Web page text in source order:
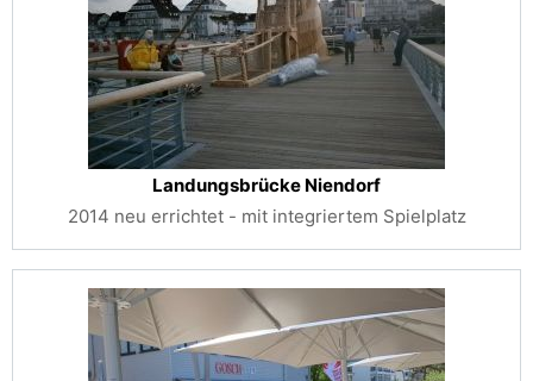
Landungsbrücke Niendorf
2014 neu errichtet - mit integriertem Spielplatz